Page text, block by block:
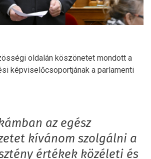
oldalán köszönetet mondott a
képviselőcsoportjának a parlamenti
az egész
kívánom szolgálni a
értékek közéleti és